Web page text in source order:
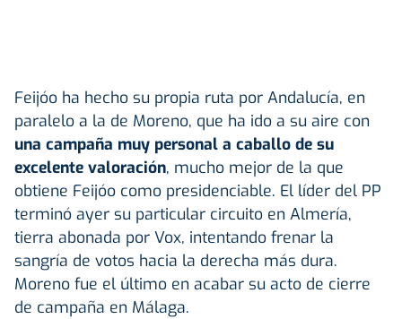
Feijóo ha hecho su propia ruta por Andalucía, en
paralelo a la de Moreno, que ha ido a su aire con
una campaña muy personal a caballo de su
excelente valoración, mucho mejor de la que
obtiene Feijóo como presidenciable. El líder del PP
terminó ayer su particular circuito en Almería,
tierra abonada por Vox, intentando frenar la
sangría de votos hacia la derecha más dura.
Moreno fue el último en acabar su acto de cierre
de campaña en Málaga.